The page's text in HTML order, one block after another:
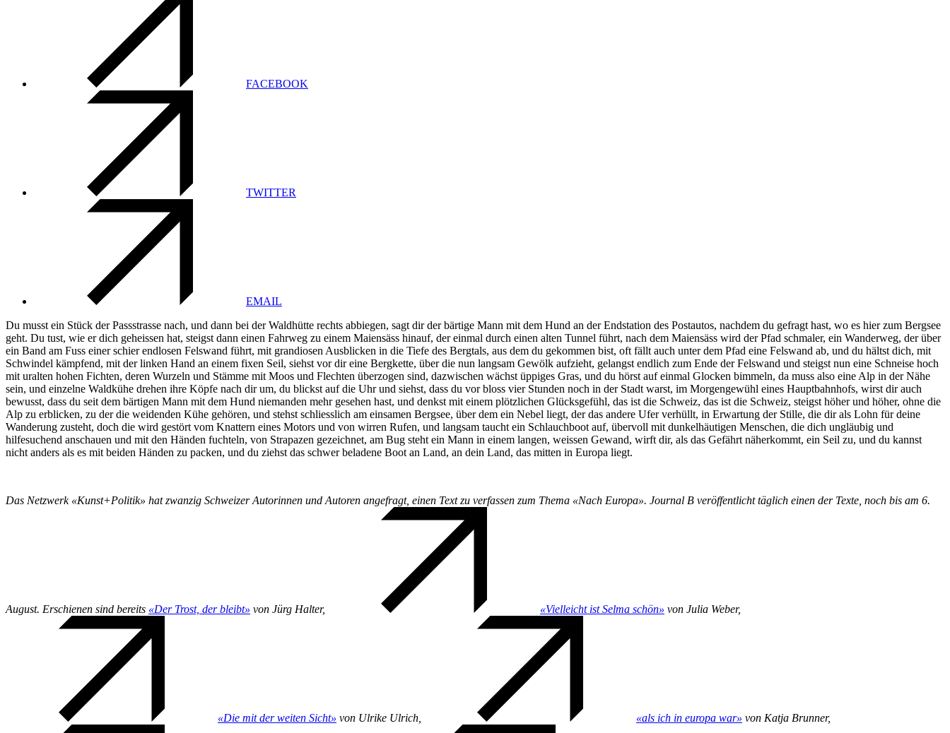
FACEBOOK
TWITTER
EMAIL
Du musst ein Stück der Passstrasse nach, und dann bei der Waldhütte rechts abbiegen, sagt dir der bärtige Mann mit dem Hund an der Endstation des Postautos, nachdem du gefragt hast, wo es hier zum Bergsee
geht. Du tust, wie er dich geheissen hat, steigst dann einen Fahrweg zu einem Maiensäss hinauf, der einmal durch einen alten Tunnel führt, nach dem Maiensäss wird der Pfad schmaler, ein Wanderweg, der über
ein Band am Fuss einer schier endlosen Felswand führt, mit grandiosen Ausblicken in die Tiefe des Bergtals, aus dem du gekommen bist, oft fällt auch unter dem Pfad eine Felswand ab, und du hältst dich, mit
Schwindel kämpfend, mit der linken Hand an einem fixen Seil, siehst vor dir eine Bergkette, über die nun langsam Gewölk aufzieht, gelangst endlich zum Ende der Felswand und steigst nun eine Schneise hoch
mit uralten hohen Fichten, deren Wurzeln und Stämme mit Moos und Flechten überzogen sind, dazwischen wächst üppiges Gras, und du hörst auf einmal Glocken bimmeln, da muss also eine Alp in der Nähe
sein, und einzelne Waldkühe drehen ihre Köpfe nach dir um, du blickst auf die Uhr und siehst, dass du vor bloss vier Stunden noch in der Stadt warst, im Morgengewühl eines Hauptbahnhofs, wirst dir auch
bewusst, dass du seit dem bärtigen Mann mit dem Hund niemanden mehr gesehen hast, und denkst mit einem plötzlichen Glücksgefühl, das ist die Schweiz, das ist die Schweiz, steigst höher und höher, ohne die
Alp zu erblicken, zu der die weidenden Kühe gehören, und stehst schliesslich am einsamen Bergsee, über dem ein Nebel liegt, der das andere Ufer verhüllt, in Erwartung der Stille, die dir als Lohn für deine
Wanderung zusteht, doch die wird gestört vom Knattern eines Motors und von wirren Rufen, und langsam taucht ein Schlauchboot auf, übervoll mit dunkelhäutigen Menschen, die dich ungläubig und
hilfesuchend anschauen und mit den Händen fuchteln, von Strapazen gezeichnet, am Bug steht ein Mann in einem langen, weissen Gewand, wirft dir, als das Gefährt näherkommt, ein Seil zu, und du kannst
nicht anders als es mit beiden Händen zu packen, und du ziehst das schwer beladene Boot an Land, an dein Land, das mitten in Europa liegt.
Das Netzwerk «Kunst+Politik» hat zwanzig Schweizer Autorinnen und Autoren angefragt, einen Text zu verfassen zum Thema «Nach Europa». Journal B veröffentlicht täglich einen der Texte, noch bis am 6.
August. Erschienen sind bereits «Der Trost, der bleibt» von Jürg Halter, «Vielleicht ist Selma schön» von Julia Weber,
«Die mit der weiten Sicht» von Ulrike Ulrich, «als ich in europa war» von Katja Brunner,